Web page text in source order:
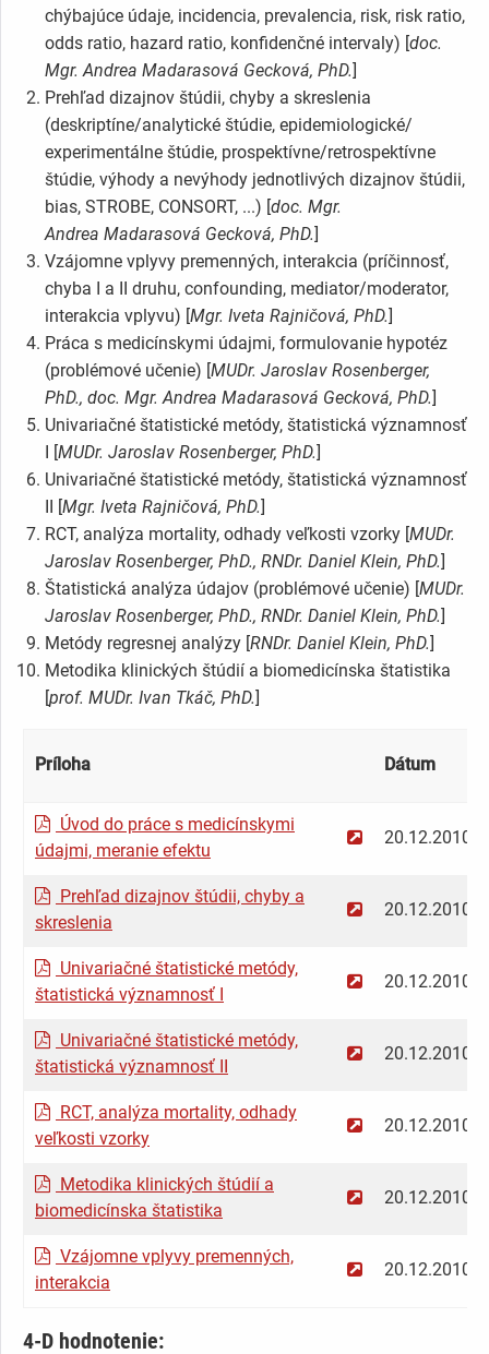
chýbajúce údaje, incidencia, prevalencia, risk, risk ratio,
odds ratio, hazard ratio, konfidenčné intervaly) [doc.
Mgr. Andrea Madarasová Gecková, PhD.]
Prehľad dizajnov štúdii, chyby a skreslenia
(deskriptíne/analytické štúdie, epidemiologické/
experimentálne štúdie, prospektívne/retrospektívne
štúdie, výhody a nevýhody jednotlivých dizajnov štúdii,
bias, STROBE, CONSORT, ...) [doc. Mgr.
Andrea Madarasová Gecková, PhD.]
Vzájomne vplyvy premenných, interakcia (príčinnosť,
chyba I a II druhu, confounding, mediator/moderator,
interakcia vplyvu) [Mgr. Iveta Rajničová, PhD.]
Práca s medicínskymi údajmi, formulovanie hypotéz
(problémové učenie) [MUDr. Jaroslav Rosenberger,
PhD., doc. Mgr. Andrea Madarasová Gecková, PhD.]
Univariačné štatistické metódy, štatistická významnosť
I [MUDr. Jaroslav Rosenberger, PhD.]
Univariačné štatistické metódy, štatistická významnosť
II [Mgr. Iveta Rajničová, PhD.]
RCT, analýza mortality, odhady veľkosti vzorky [MUDr.
Jaroslav Rosenberger, PhD., RNDr. Daniel Klein, PhD.]
Štatistická analýza údajov (problémové učenie) [MUDr.
Jaroslav Rosenberger, PhD., RNDr. Daniel Klein, PhD.]
Metódy regresnej analýzy [RNDr. Daniel Klein, PhD.]
Metodika klinických štúdií a biomedicínska štatistika
[prof. MUDr. Ivan Tkáč, PhD.]
Príloha Dátum
Úvod do práce s medicínskymi
údajmi, meranie efektu
20.12.2010
Prehľad dizajnov štúdii, chyby a
skreslenia
20.12.2010
Univariačné štatistické metódy,
štatistická významnosť I
20.12.2010
Univariačné štatistické metódy,
štatistická významnosť II
20.12.2010
RCT, analýza mortality, odhady
veľkosti vzorky
20.12.2010
Metodika klinických štúdií a
biomedicínska štatistika
20.12.2010
Vzájomne vplyvy premenných,
interakcia
20.12.2010
4-D hodnotenie: